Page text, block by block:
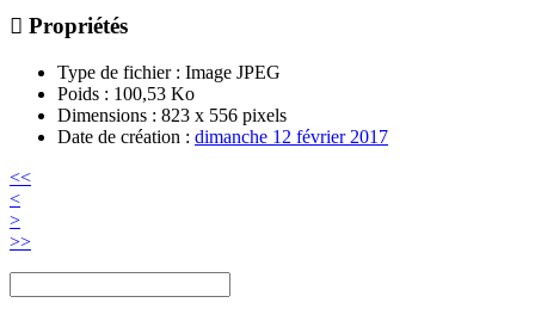
 Propriétés
Type de fichier: Image JPEG
Poids : 100,53 Ko
Dimensions : 823 x 556 pixels
Date de création : dimanche 12 février 2017
<<
<
>
>>